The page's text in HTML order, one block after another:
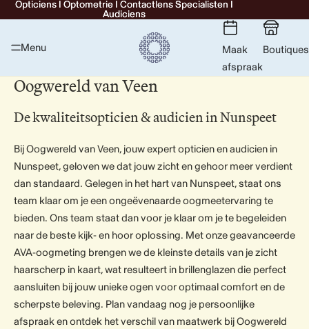
Opticiens I Optometrie I Contactlens Specialisten I
Audiciens
Opticiens I Optometrie I Contactlens Specialisten I
Audiciens
Menu
Maak
afspraak
Boutiques
Oogwereld van Veen
De kwaliteitsopticien & audicien in Nunspeet
Bij Oogwereld van Veen, jouw expert opticien en audicien in
Nunspeet, geloven we dat jouw zicht en gehoor meer verdient
dan standaard. Gelegen in het hart van Nunspeet, staat ons
team klaar om je een ongeëvenaarde oogmeetervaring te
bieden. Ons team staat dan voor je klaar om je te begeleiden
naar de beste kijk- en hoor oplossing. Met onze geavanceerde
AVA-oogmeting brengen we de kleinste details van je zicht
haarscherp in kaart, wat resulteert in brillenglazen die perfect
aansluiten bij jouw unieke ogen voor optimaal comfort en de
scherpste beleving. Plan vandaag nog je persoonlijke
afspraak en ontdek het verschil van maatwerk bij Oogwereld